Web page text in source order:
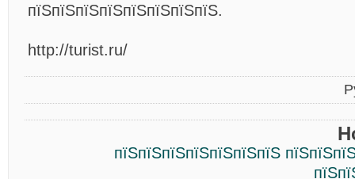
пїЅпїЅпїЅпїЅпїЅпїЅпїЅпїЅ.
http://turist.ru/
пїЅпїЅпїЅпїЅпїЅпїЅпїЅ